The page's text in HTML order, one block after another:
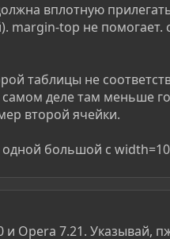
вплотную
margin-top не
таблицы не
самом деле там меньше
второй ячейки.
одной большой с
и Opera 7.21. Указывай,